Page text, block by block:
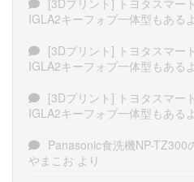
IGLA2キーフォブ一体型もある
[3Dプリント] トヨタスマー
IGLA2キーフォブ一体型もある
[3Dプリント] トヨタスマー
IGLA2キーフォブ一体型もある
Panasonic食洗機NP-TZ300
やまこお より